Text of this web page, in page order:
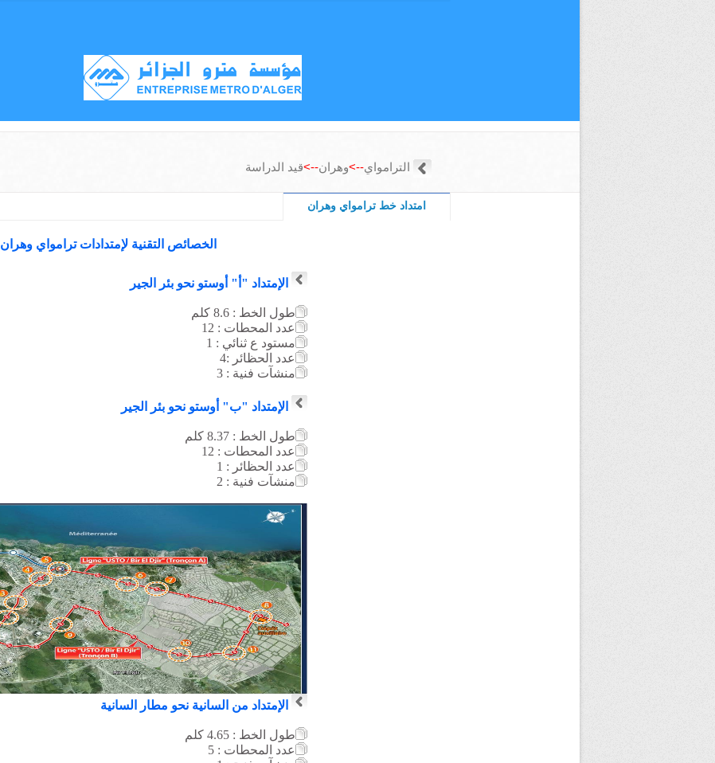
الترامواي-->وهران-->قيد الدراسة
امتداد خط ترامواي وهران
الخصائص التقنية لإمتدادات ترامواي وهران
الإمتداد "أ" أوستو نحو بئر الجير
طول الخط : 8.6
كلم
عدد المحطات : 12
مستود ع ثنائي : 1
عدد الحظائر :4
منشآت فنية : 3
الإمتداد "ب" أوستو نحو بئر الجير
طول الخط : 8.37
كلم
عدد المحطات : 12
عدد الحظائر : 1
منشآت فنية : 2
الإمتداد من السانية نحو مطار السانية
طول الخط : 4.65
كلم
عدد المحطات : 5